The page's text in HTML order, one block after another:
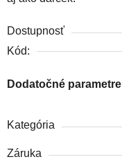
Dostupnosť
Kód:
Dodatočné parametre
Kategória
Záruka